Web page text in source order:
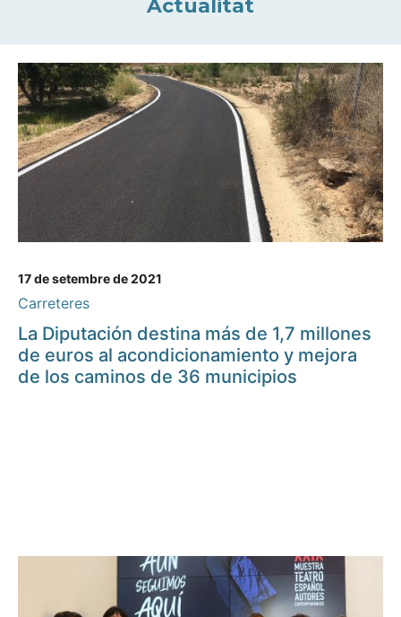
Actualitat
17 de setembre de 2021
Carreteres
La Diputación destina más de 1,7 millones
de euros al acondicionamiento y mejora
de los caminos de 36 municipios